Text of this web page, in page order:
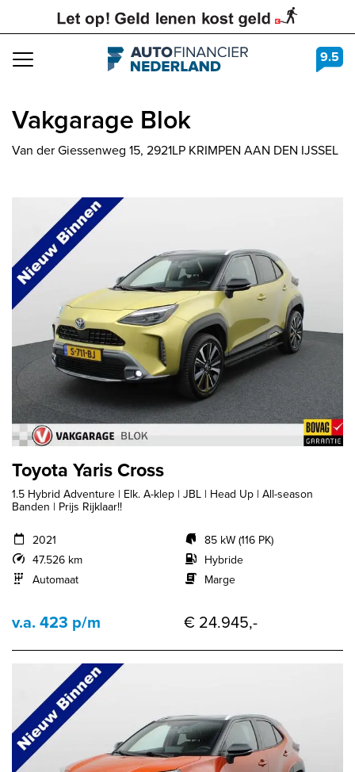
Navigation 9.5
Vakgarage Blok
Van der Giessenweg 15, 2921LP KRIMPEN AAN DEN IJSSEL
Toyota Yaris Cross
1.5 Hybrid Adventure | Elk. A-klep | JBL | Head Up | All-season
Banden | Prijs Rijklaar!!
2021
47.526 km
Automaat
85 kW (116 PK)
Hybride
Marge
v.a. 423 p/m € 24.945,-